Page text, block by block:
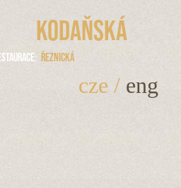
Kodaňská
Řeznická
cze / eng